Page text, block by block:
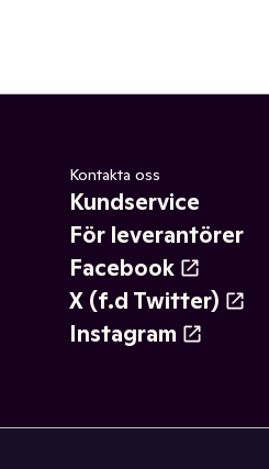
Kontakta oss
Kundservice
För leverantörer
Facebook
X (f.d Twitter)
Instagram